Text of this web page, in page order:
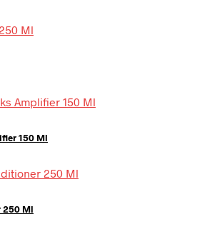
150 Ml
250 Ml